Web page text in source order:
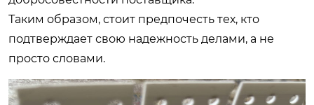
Таким образом, стоит предпочесть тех, кто
подтверждает свою надежность делами, а не
просто словами.